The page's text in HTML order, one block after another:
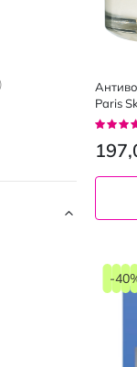
Paris
-